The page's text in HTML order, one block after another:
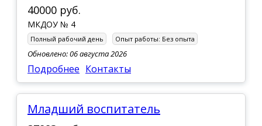
40000 руб.
МКДОУ № 4
Полный рабочий день Опыт работы: Без опыта
Обновлено: 06 августа 2026
Подробнее Контакты
Младший воспитатель